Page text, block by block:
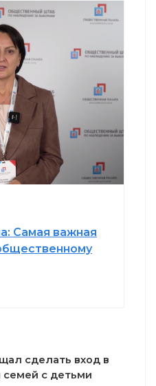
Самая важная
сделать вход в
семей с детьми